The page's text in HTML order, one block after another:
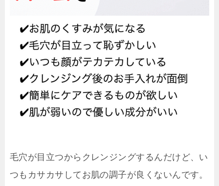
毛穴が目立つからクレンジングするんだけど、い
つもカサカサしてお肌の調子が良くないんです。